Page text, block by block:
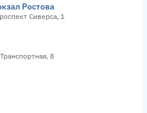
Ростова
Сиверса, 1
8